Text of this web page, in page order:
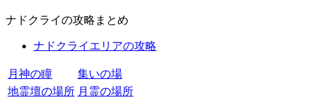
ナドクライの攻略まとめ
ナドクライエリアの攻略
月神の瞳
集いの場
地霊壇の場所 月霊の場所